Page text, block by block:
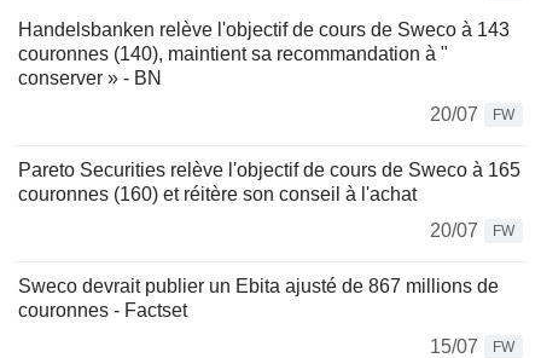
Handelsbanken relève l'objectif de cours de Sweco à 143
couronnes (140), maintient sa recommandation à "
conserver » - BN
20/07
FW
Pareto Securities relève l'objectif de cours de Sweco à 165
couronnes (160) et réitère son conseil à l'achat
20/07
FW
Sweco devrait publier un Ebita ajusté de 867 millions de
couronnes - Factset
15/07
FW